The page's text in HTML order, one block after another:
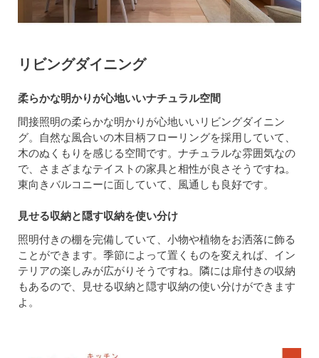
リビングダイニング
柔らかな明かりが心地いいナチュラル空間
間接照明の柔らかな明かりが心地いいリビングダイニン
グ。自然な風合いの木目柄フローリングを採用していて、
木のぬくもりを感じる空間です。ナチュラルな雰囲気なの
で、さまざまなテイストの家具と相性が良さそうですね。
東向きバルコニーに面していて、風通しも良好です。
見せる収納と隠す収納を使い分け
照明付きの棚を完備していて、小物や植物をお洒落に飾る
ことができます。季節によって置くものを変えれば、イン
テリアの楽しみが広がりそうですね。隣には扉付きの収納
もあるので、見せる収納と隠す収納の使い分けができます
よ。